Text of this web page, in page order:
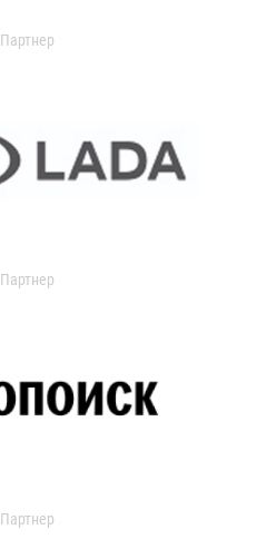
Партнер
Партнер
Партнер